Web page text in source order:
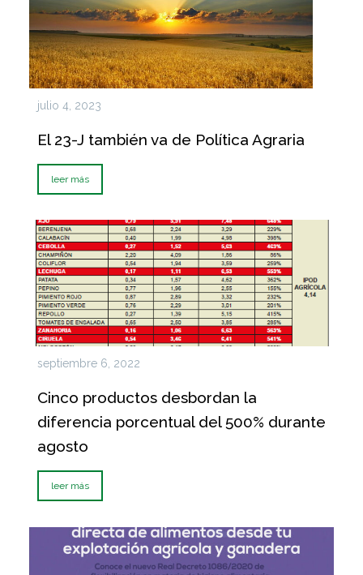
julio 4, 2023
El 23-J también va de Política Agraria
leer más
septiembre 6, 2022
Cinco productos desbordan la
diferencia porcentual del 500% durante
agosto
leer más